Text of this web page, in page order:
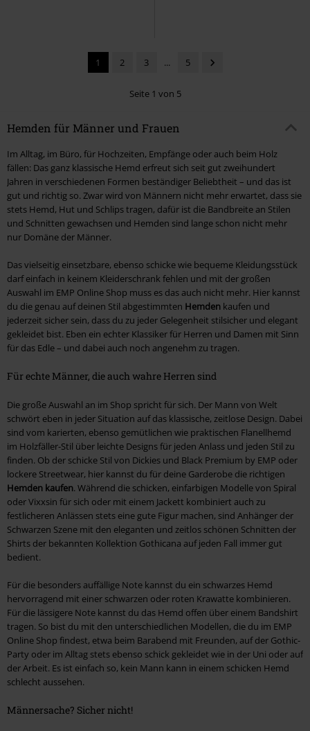
1 2 3 ... 5
Seite 1 von 5
Hemden für Männer und Frauen
Im Alltag, im Büro, für Hochzeiten, Empfänge oder auch beim Holz
fällen: Das ganz klassische Hemd erfreut sich seit gut zweihundert
Jahren in verschiedenen Formen beständiger Beliebtheit – und das ist
gut und richtig so. Zwar wird von Männern nicht mehr erwartet, dass sie
stets Hemd, Hut und Schlips tragen, dafür ist die Bandbreite an Stilen
und Schnitten gewachsen und Hemden sind lange schon nicht mehr
nur Domäne der Männer.
Das vielseitig einsetzbare, ebenso schicke wie bequeme Kleidungsstück
darf einfach in keinem Kleiderschrank fehlen und mit der großen
Auswahl im EMP Online Shop muss es das auch nicht mehr. Hier kannst
du die genau auf deinen Stil abgestimmten Hemden kaufen und
jederzeit sicher sein, dass du zu jeder Gelegenheit stilsicher und elegant
gekleidet bist. Eben ein echter Klassiker für Herren und Damen mit Sinn
für das Edle – und dabei auch noch angenehm zu tragen.
Für echte Männer, die auch wahre Herren sind
Die große Auswahl an im Shop spricht für sich. Der Mann von Welt
schwört eben in jeder Situation auf das klassische, zeitlose Design. Dabei
sind vom karierten, ebenso gemütlichen wie praktischen Flanellhemd
im Holzfäller-Stil über leichte Designs für jeden Anlass und jeden Stil zu
finden. Ob der schicke Stil von Dickies und Black Premium by EMP oder
lockere Streetwear, hier kannst du für deine Garderobe die richtigen
Hemden kaufen. Während die schicken, einfarbigen Modelle von Spiral
oder Vixxsin für sich oder mit einem Jackett kombiniert auch zu
festlicheren Anlässen stets eine gute Figur machen, sind Anhänger der
Schwarzen Szene mit den eleganten und zeitlos schönen Schnitten der
Shirts der bekannten Kollektion Gothicana auf jeden Fall immer gut
bedient.
Für die besonders auffällige Note kannst du ein schwarzes Hemd
hervorragend mit einer schwarzen oder roten Krawatte kombinieren.
Für die lässigere Note kannst du das Hemd offen über einem Bandshirt
tragen. So bist du mit den unterschiedlichen Modellen, die du im EMP
Online Shop findest, etwa beim Barabend mit Freunden, auf der Gothic-
Party oder im Alltag stets ebenso schick gekleidet wie in der Uni oder auf
der Arbeit. Es ist einfach so, kein Mann kann in einem schicken Hemd
schlecht aussehen.
Männersache? Sicher nicht!